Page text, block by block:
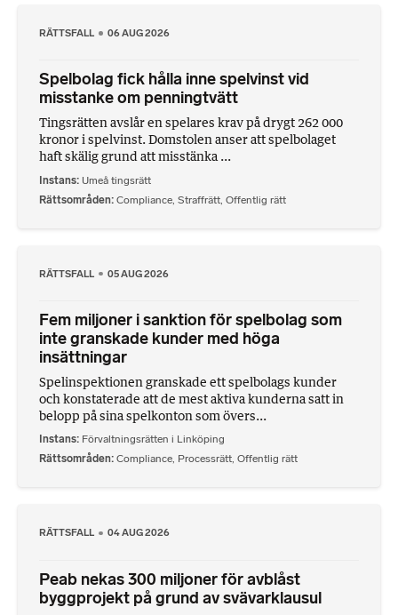
RÄTTSFALL 06 AUG 2026
Spelbolag fick hålla inne spelvinst vid
misstanke om penningtvätt
Tingsrätten avslår en spelares krav på drygt 262 000
kronor i spelvinst. Domstolen anser att spelbolaget
haft skälig grund att misstänka ...
Instans Umeå tingsrätt
Rättsområden Compliance Straffrätt Offentlig rätt
RÄTTSFALL 05 AUG 2026
Fem miljoner i sanktion för spelbolag som
inte granskade kunder med höga
insättningar
Spelinspektionen granskade ett spelbolags kunder
och konstaterade att de mest aktiva kunderna satt in
belopp på sina spelkonton som övers...
Instans Förvaltningsrätten i Linköping
Rättsområden Compliance, Processrätt, Offentlig rätt
RÄTTSFALL 04 AUG 2026
Peab nekas 300 miljoner för avblåst
byggprojekt på grund av svävarklausul